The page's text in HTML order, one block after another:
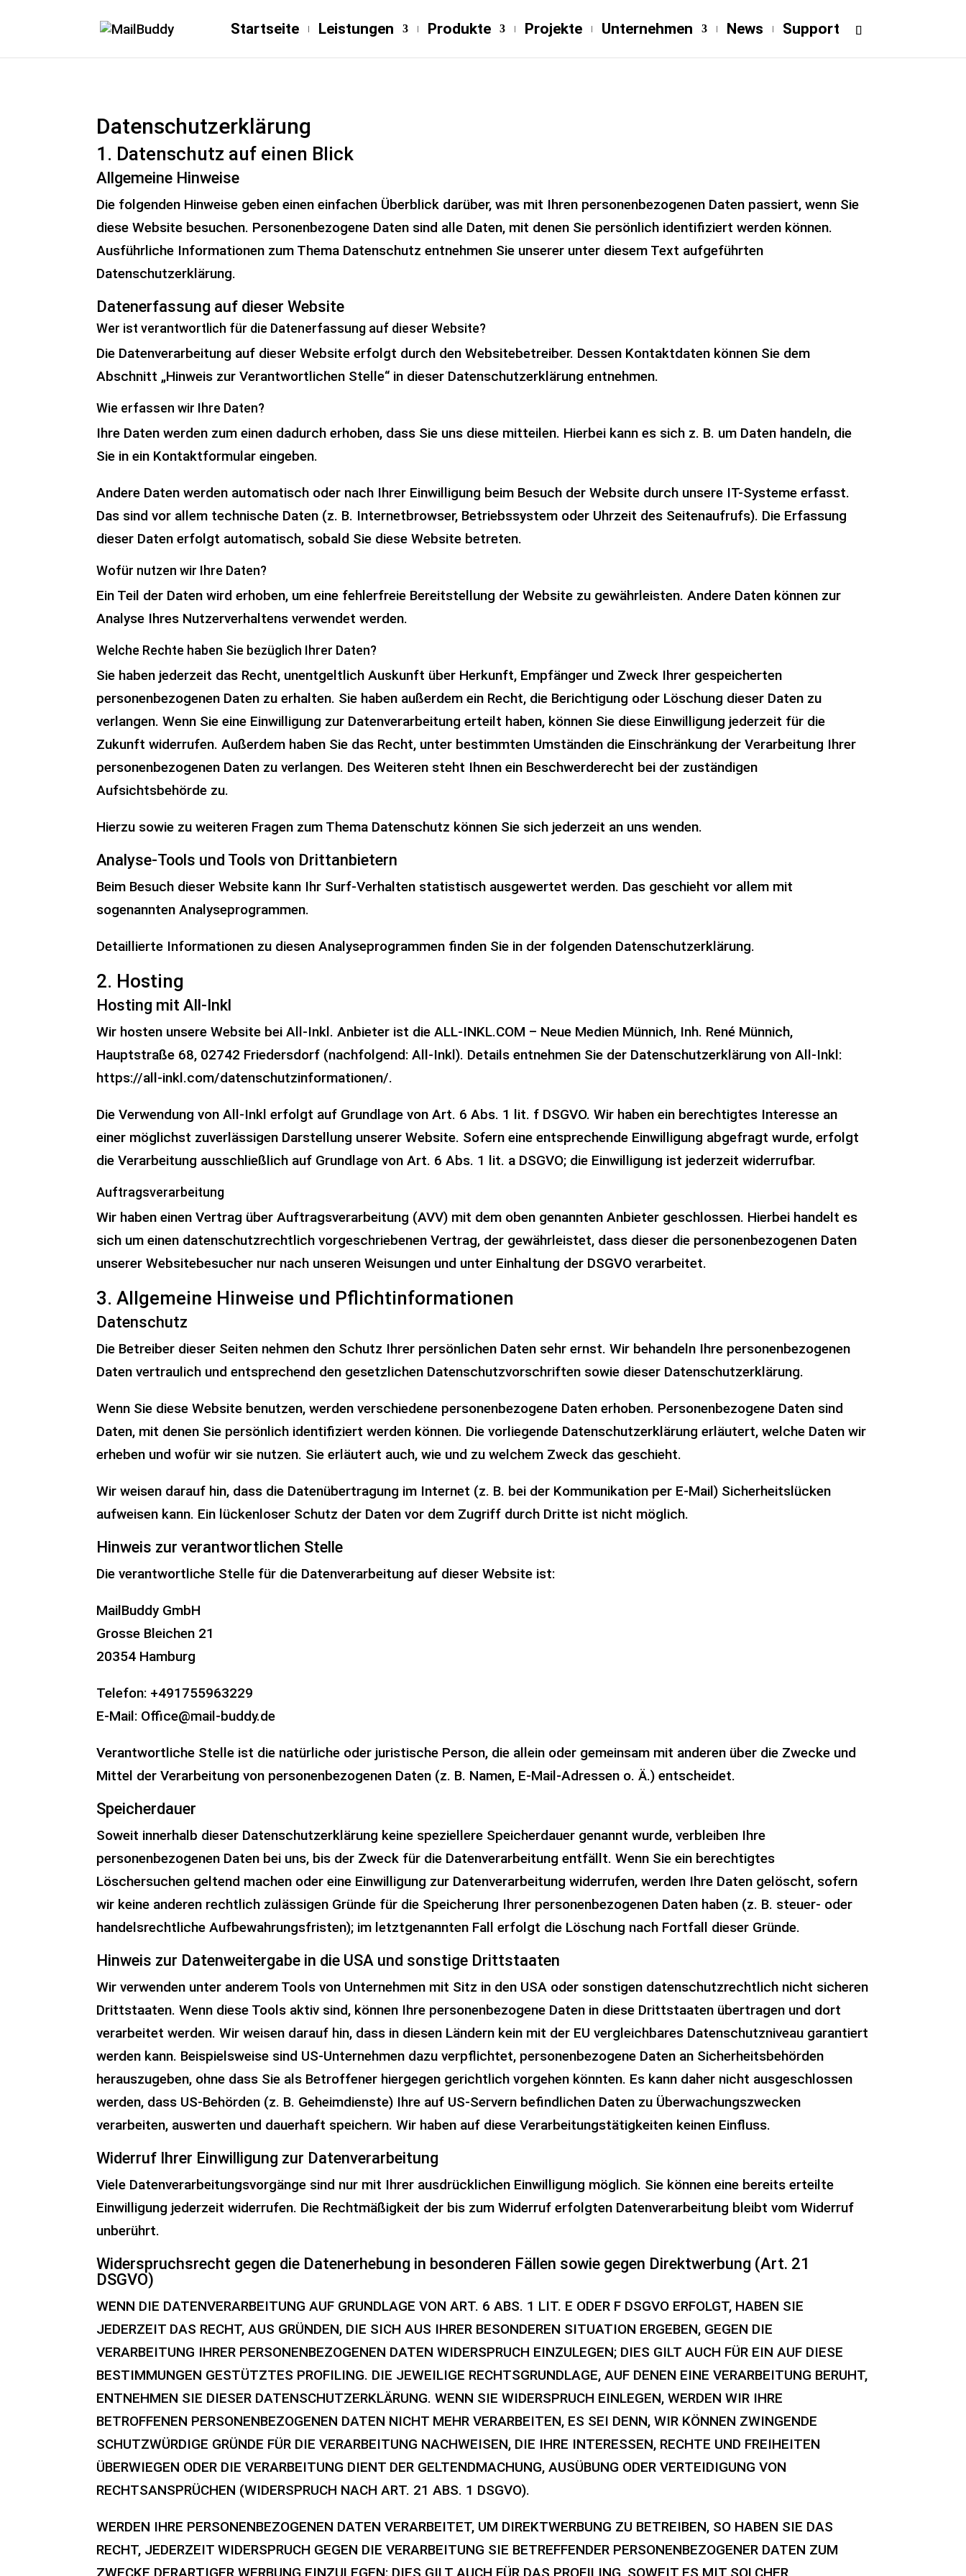
Startseite Leistungen Produkte Projekte Unternehmen News Support
Datenschutz­erklärung
1. Datenschutz auf einen Blick
Allgemeine Hinweise
Die folgenden Hinweise geben einen einfachen Überblick darüber, was mit Ihren personenbezogenen Daten passiert, wenn Sie
diese Website besuchen. Personenbezogene Daten sind alle Daten, mit denen Sie persönlich identifiziert werden können.
Ausführliche Informationen zum Thema Datenschutz entnehmen Sie unserer unter diesem Text aufgeführten
Datenschutzerklärung.
Datenerfassung auf dieser Website
Wer ist verantwortlich für die Datenerfassung auf dieser Website?
Die Datenverarbeitung auf dieser Website erfolgt durch den Websitebetreiber. Dessen Kontaktdaten können Sie dem
Abschnitt „Hinweis zur Verantwortlichen Stelle“ in dieser Datenschutzerklärung entnehmen.
Wie erfassen wir Ihre Daten?
Ihre Daten werden zum einen dadurch erhoben, dass Sie uns diese mitteilen. Hierbei kann es sich z. B. um Daten handeln, die
Sie in ein Kontaktformular eingeben.
Andere Daten werden automatisch oder nach Ihrer Einwilligung beim Besuch der Website durch unsere IT-Systeme erfasst.
Das sind vor allem technische Daten (z. B. Internetbrowser, Betriebssystem oder Uhrzeit des Seitenaufrufs). Die Erfassung
dieser Daten erfolgt automatisch, sobald Sie diese Website betreten.
Wofür nutzen wir Ihre Daten?
Ein Teil der Daten wird erhoben, um eine fehlerfreie Bereitstellung der Website zu gewährleisten. Andere Daten können zur
Analyse Ihres Nutzerverhaltens verwendet werden.
Welche Rechte haben Sie bezüglich Ihrer Daten?
Sie haben jederzeit das Recht, unentgeltlich Auskunft über Herkunft, Empfänger und Zweck Ihrer gespeicherten
personenbezogenen Daten zu erhalten. Sie haben außerdem ein Recht, die Berichtigung oder Löschung dieser Daten zu
verlangen. Wenn Sie eine Einwilligung zur Datenverarbeitung erteilt haben, können Sie diese Einwilligung jederzeit für die
Zukunft widerrufen. Außerdem haben Sie das Recht, unter bestimmten Umständen die Einschränkung der Verarbeitung Ihrer
personenbezogenen Daten zu verlangen. Des Weiteren steht Ihnen ein Beschwerderecht bei der zuständigen
Aufsichtsbehörde zu.
Hierzu sowie zu weiteren Fragen zum Thema Datenschutz können Sie sich jederzeit an uns wenden.
Analyse-Tools und Tools von Dritt­anbietern
Beim Besuch dieser Website kann Ihr Surf-Verhalten statistisch ausgewertet werden. Das geschieht vor allem mit
sogenannten Analyseprogrammen.
Detaillierte Informationen zu diesen Analyseprogrammen finden Sie in der folgenden Datenschutzerklärung.
2. Hosting
Hosting mit All-Inkl
Wir hosten unsere Website bei All-Inkl. Anbieter ist die ALL-INKL.COM – Neue Medien Münnich, Inh. René Münnich,
Hauptstraße 68, 02742 Friedersdorf (nachfolgend: All-Inkl). Details entnehmen Sie der Datenschutzerklärung von All-Inkl:
https://all-inkl.com/datenschutzinformationen/.
Die Verwendung von All-Inkl erfolgt auf Grundlage von Art. 6 Abs. 1 lit. f DSGVO. Wir haben ein berechtigtes Interesse an
einer möglichst zuverlässigen Darstellung unserer Website. Sofern eine entsprechende Einwilligung abgefragt wurde, erfolgt
die Verarbeitung ausschließlich auf Grundlage von Art. 6 Abs. 1 lit. a DSGVO; die Einwilligung ist jederzeit widerrufbar.
Auftragsverarbeitung
Wir haben einen Vertrag über Auftragsverarbeitung (AVV) mit dem oben genannten Anbieter geschlossen. Hierbei handelt es
sich um einen datenschutzrechtlich vorgeschriebenen Vertrag, der gewährleistet, dass dieser die personenbezogenen Daten
unserer Websitebesucher nur nach unseren Weisungen und unter Einhaltung der DSGVO verarbeitet.
3. Allgemeine Hinweise und Pflicht­informationen
Datenschutz
Die Betreiber dieser Seiten nehmen den Schutz Ihrer persönlichen Daten sehr ernst. Wir behandeln Ihre personenbezogenen
Daten vertraulich und entsprechend den gesetzlichen Datenschutzvorschriften sowie dieser Datenschutzerklärung.
Wenn Sie diese Website benutzen, werden verschiedene personenbezogene Daten erhoben. Personenbezogene Daten sind
Daten, mit denen Sie persönlich identifiziert werden können. Die vorliegende Datenschutzerklärung erläutert, welche Daten wir
erheben und wofür wir sie nutzen. Sie erläutert auch, wie und zu welchem Zweck das geschieht.
Wir weisen darauf hin, dass die Datenübertragung im Internet (z. B. bei der Kommunikation per E-Mail) Sicherheitslücken
aufweisen kann. Ein lückenloser Schutz der Daten vor dem Zugriff durch Dritte ist nicht möglich.
Hinweis zur verantwortlichen Stelle
Die verantwortliche Stelle für die Datenverarbeitung auf dieser Website ist:
MailBuddy GmbH
Grosse Bleichen 21
20354 Hamburg
Telefon: +491755963229
E-Mail: Office@mail-buddy.de
Verantwortliche Stelle ist die natürliche oder juristische Person, die allein oder gemeinsam mit anderen über die Zwecke und
Mittel der Verarbeitung von personenbezogenen Daten (z. B. Namen, E-Mail-Adressen o. Ä.) entscheidet.
Speicherdauer
Soweit innerhalb dieser Datenschutzerklärung keine speziellere Speicherdauer genannt wurde, verbleiben Ihre
personenbezogenen Daten bei uns, bis der Zweck für die Datenverarbeitung entfällt. Wenn Sie ein berechtigtes
Löschersuchen geltend machen oder eine Einwilligung zur Datenverarbeitung widerrufen, werden Ihre Daten gelöscht, sofern
wir keine anderen rechtlich zulässigen Gründe für die Speicherung Ihrer personenbezogenen Daten haben (z. B. steuer- oder
handelsrechtliche Aufbewahrungsfristen); im letztgenannten Fall erfolgt die Löschung nach Fortfall dieser Gründe.
Hinweis zur Datenweitergabe in die USA und sonstige Drittstaaten
Wir verwenden unter anderem Tools von Unternehmen mit Sitz in den USA oder sonstigen datenschutzrechtlich nicht sicheren
Drittstaaten. Wenn diese Tools aktiv sind, können Ihre personenbezogene Daten in diese Drittstaaten übertragen und dort
verarbeitet werden. Wir weisen darauf hin, dass in diesen Ländern kein mit der EU vergleichbares Datenschutzniveau garantiert
werden kann. Beispielsweise sind US-Unternehmen dazu verpflichtet, personenbezogene Daten an Sicherheitsbehörden
herauszugeben, ohne dass Sie als Betroffener hiergegen gerichtlich vorgehen könnten. Es kann daher nicht ausgeschlossen
werden, dass US-Behörden (z. B. Geheimdienste) Ihre auf US-Servern befindlichen Daten zu Überwachungszwecken
verarbeiten, auswerten und dauerhaft speichern. Wir haben auf diese Verarbeitungstätigkeiten keinen Einfluss.
Widerruf Ihrer Einwilligung zur Datenverarbeitung
Viele Datenverarbeitungsvorgänge sind nur mit Ihrer ausdrücklichen Einwilligung möglich. Sie können eine bereits erteilte
Einwilligung jederzeit widerrufen. Die Rechtmäßigkeit der bis zum Widerruf erfolgten Datenverarbeitung bleibt vom Widerruf
unberührt.
Widerspruchsrecht gegen die Datenerhebung in besonderen Fällen sowie gegen Direktwerbung (Art. 21
DSGVO)
WENN DIE DATENVERARBEITUNG AUF GRUNDLAGE VON ART. 6 ABS. 1 LIT. E ODER F DSGVO ERFOLGT, HABEN SIE
JEDERZEIT DAS RECHT, AUS GRÜNDEN, DIE SICH AUS IHRER BESONDEREN SITUATION ERGEBEN, GEGEN DIE
VERARBEITUNG IHRER PERSONENBEZOGENEN DATEN WIDERSPRUCH EINZULEGEN; DIES GILT AUCH FÜR EIN AUF DIESE
BESTIMMUNGEN GESTÜTZTES PROFILING. DIE JEWEILIGE RECHTSGRUNDLAGE, AUF DENEN EINE VERARBEITUNG BERUHT,
ENTNEHMEN SIE DIESER DATENSCHUTZERKLÄRUNG. WENN SIE WIDERSPRUCH EINLEGEN, WERDEN WIR IHRE
BETROFFENEN PERSONENBEZOGENEN DATEN NICHT MEHR VERARBEITEN, ES SEI DENN, WIR KÖNNEN ZWINGENDE
SCHUTZWÜRDIGE GRÜNDE FÜR DIE VERARBEITUNG NACHWEISEN, DIE IHRE INTERESSEN, RECHTE UND FREIHEITEN
ÜBERWIEGEN ODER DIE VERARBEITUNG DIENT DER GELTENDMACHUNG, AUSÜBUNG ODER VERTEIDIGUNG VON
RECHTSANSPRÜCHEN (WIDERSPRUCH NACH ART. 21 ABS. 1 DSGVO).
WERDEN IHRE PERSONENBEZOGENEN DATEN VERARBEITET, UM DIREKTWERBUNG ZU BETREIBEN, SO HABEN SIE DAS
RECHT, JEDERZEIT WIDERSPRUCH GEGEN DIE VERARBEITUNG SIE BETREFFENDER PERSONENBEZOGENER DATEN ZUM
ZWECKE DERARTIGER WERBUNG EINZULEGEN; DIES GILT AUCH FÜR DAS PROFILING, SOWEIT ES MIT SOLCHER